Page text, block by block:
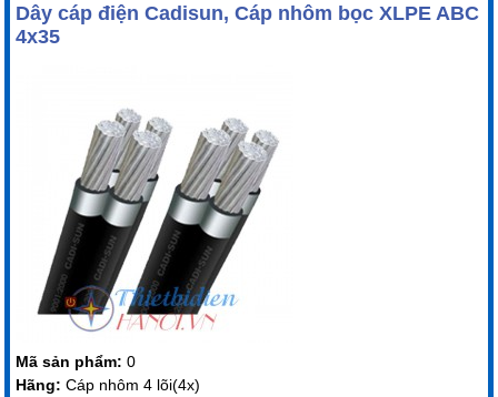
Dây cáp điện Cadisun, Cáp nhôm bọc XLPE ABC
4x35
Mã sản phẩm:0
Hãng:Cáp nhôm 4 lõi(4x)